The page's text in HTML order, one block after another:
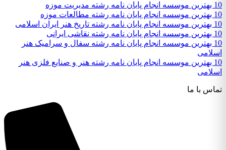
10 بهترین موسسه انجام پایان نامه رشته مدیریت موزه
10 بهترین موسسه انجام پایان نامه رشته مطالعات موزه
10 بهترین موسسه انجام پایان نامه رشته تاریخ هنر ایران اسلامی
10 بهترین موسسه انجام پایان نامه رشته نقاشی ایرانی
10 بهترین موسسه انجام پایان نامه رشته سفال و سرامیک هنر
اسلامی
10 بهترین موسسه انجام پایان نامه رشته هنر و صنایع فلزی هنر
اسلامی
تماس با ما